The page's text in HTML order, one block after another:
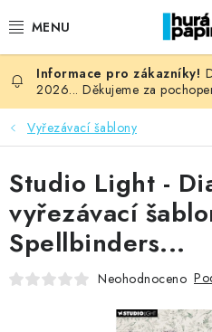
na
NOVINKY
HURÁ DÍLNA
VŠECHNO ZBOŽÍ
KNIHAŘSKÝ MATERIÁL
2026... Děkujeme za
Vyřezávací šablony
Studio Light -
vyřezávací
Spellbinders...
Neohodnoceno